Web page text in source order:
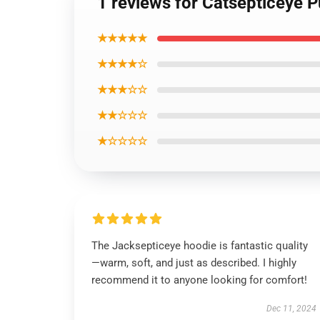
★★★★★
★★★★☆
★★★☆☆
★★☆☆☆
★☆☆☆☆
The Jacksepticeye hoodie is fantastic quality
—warm, soft, and just as described. I highly
recommend it to anyone looking for comfort!
Dec 11, 2024